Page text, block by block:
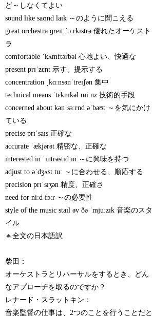
ど～しなくてよい
sound like saʊnd laɪk ～のように聞こえる
great orchestra ɡreɪt ˈɔːrkɪstrə 優れたオーケスト
ラ
comfortable ˈkʌmftərbəl 心地よい、快適な
present prɪˈzɛnt 示す、提示する
concentration ˌkɑːnsənˈtreɪʃən 集中
technical means ˈtɛknɪkəl miːnz 技術的手段
concerned about kənˈsɜːrnd əˈbaʊt ～を気にかけ
ている
precise prɪˈsaɪs 正確な
accurate ˈækjərət 精密な、正確な
interested in ˈɪntrəstɪd ɪn ～に興味を持つ
adjust to əˈdʒʌst tuː ～に合わせる、順応する
precision prɪˈsɪʒən 精度、正確さ
need for niːd fɔːr ～の必要性
style of the music staɪl əv ðə ˈmjuːzɪk 音楽のスタ
イル
🔸全文の日本語訳
柴田：
オーケストラとリハーサルをするとき、どん
なアプローチを取るのですか？
レナード・スラットキン：
音楽監督の仕事は、2つのことを行うことだと